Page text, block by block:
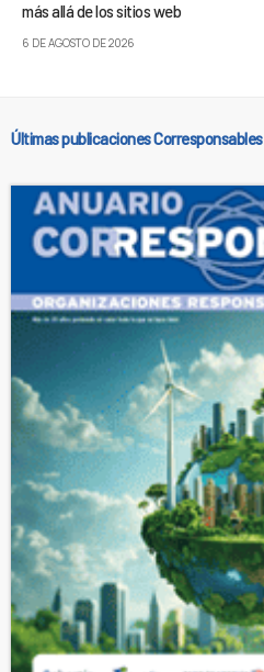
más allá de los sitios web
6 DE AGOSTO DE 2026
Últimas publicaciones Corresponsables